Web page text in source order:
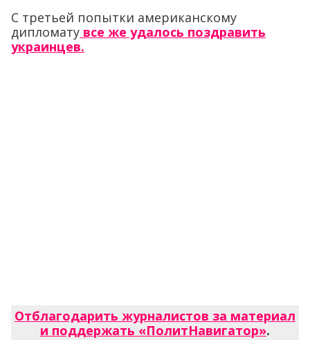
С третьей попытки американскому
дипломату все же удалось поздравить
украинцев.
Отблагодарить журналистов за материал
и поддержать «ПолитНавигатор».